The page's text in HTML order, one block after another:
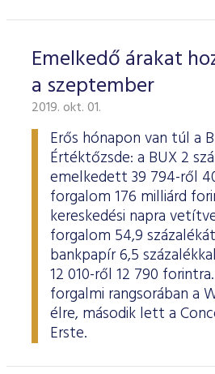
Emelkedő árakat
a szeptember
2019. okt. 01.
Erős hónapon van túl a
Értéktőzsde: a BUX 2
emelkedett 39 794-ről
forgalom 176 milliárd
kereskedési napra
forgalom 54,9
bankpapír 6,5
12 010-ről 12 790
forgalmi rangsorában a
élre, második lett a
Erste.